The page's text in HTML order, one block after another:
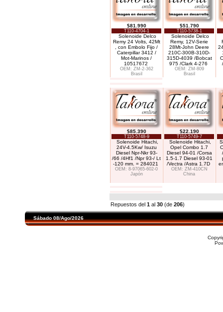
$81.990
T110-4704-1
Solenoide Delco
Remy 24 Volts, 42Mt
, con Embolo Fijo /
Caterpillar 3412 /
Mot-Marinos /
10517672
OEM: ZM-2-362
Brasil
$51.790
T110-5738-1
Solenoide Delco
Remy, 12V-Serie
28Mt-John Deere
210C-300B-310D-
315D-4039 /Bobcat
975 /Clark 4-276
OEM: ZM-809
Brasil
$85.390
T110-5748-9
Solenoide Hitachi,
24V-4.5Kw/ Isuzu
Diesel Npr-Nkr 93-
/66 /4Hf1 /Npr 93-/ Lt
-120 mm. = 284021
OEM: 8-97065-602-0
Japón
$22.190
T110-5749-7
Solenoide Hitachi,
Opel Combo 1.7
Diesel 94-01 /Corsa
1.5-1.7 Diesel 93-01
/Vectra /Astra 1.7D
OEM: ZM-410CN
China
Repuestos del 1 al 30 (de 206)
Sábado 08/Ago/2026